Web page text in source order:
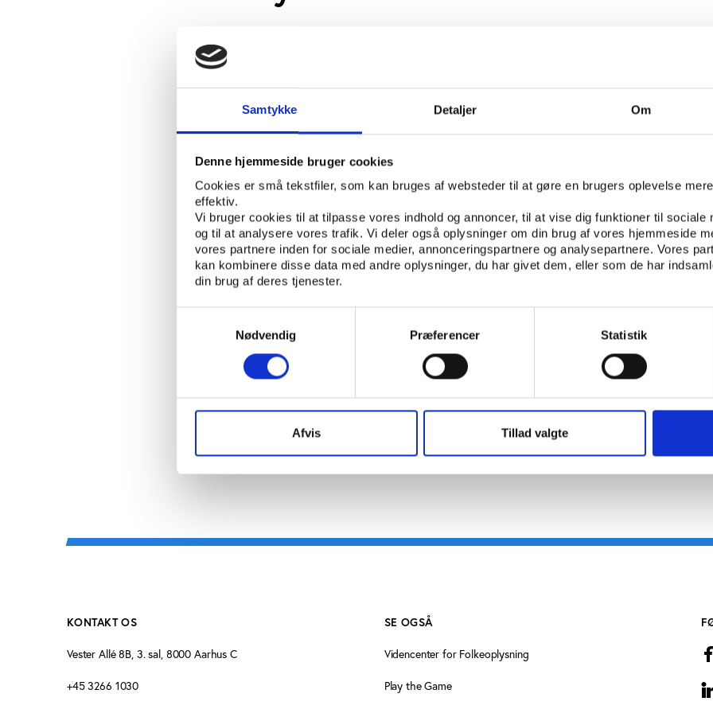
Samtykke Detaljer Om
Denne hjemmeside bruger cookies
Cookies er små tekstfiler, som kan bruges af websteder til at gøre en brugers oplevelse mere
effektiv.
Vi bruger cookies til at tilpasse vores indhold og annoncer, til at vise dig funktioner til sociale
og til at analysere vores trafik. Vi deler også oplysninger om din brug af vores hjemmeside
vores partnere inden for sociale medier, annonceringspartnere og analysepartnere. Vores
kan kombinere disse data med andre oplysninger, du har givet dem, eller som de har
din brug af deres tjenester.
Nødvendig
Præferencer Statistik
Afvis Tillad valgte
I denne undersøgelse er KORA og Center for Idræt, Sundhed og
Civilsamfund på Syddansk Universitet gået sammen om at
hvorfor, med hvem, om hvad og med hvilket oplevet udbytte
kommuner samarbejder med civile aktører. Undersøgelsens
er fag- og forvaltningschefer i alle 98 kommuner, og undersøgelsen
samarbejder i og omkring danske kommuner på tværs af
forvaltningsområder.
SKREVET AF:
NØGLEORD: FORENINGSLIV OG FRIVILLIGHED KOMMUNER FORENINGSLIV/FRIVILLIGHED
ÅBN RAPPORT
ISBN: 978-87-7 488-886-4
KONTAKT OS
Vester Allé 8B, 3. sal, 8000 Aarhus C
+45 3266 1030
SE OGSÅ
Videncenter for Folkeoplysning
Play the Game